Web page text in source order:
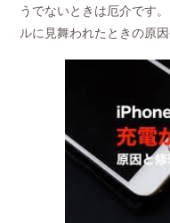
うでないときは厄介です
ルに見舞われたときの原